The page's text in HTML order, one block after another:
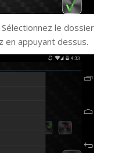
le dossier
en appuyant dessus.